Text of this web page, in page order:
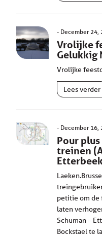
December 24,
Vrolijke
Gelukkig
Vrolijke
Lees verder
December 16,
Pour
treinen
petitie om de
laten
Schuman –
Bockstael te